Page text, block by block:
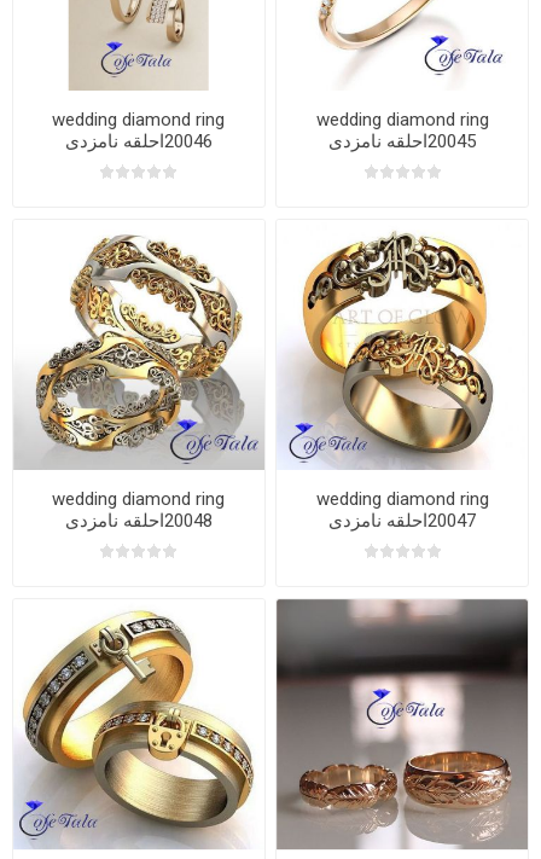
wedding diamond ring
20045احلقه نامزدی
wedding diamond ring
20046احلقه نامزدی
wedding diamond ring
20047احلقه نامزدی
wedding diamond ring
20048احلقه نامزدی